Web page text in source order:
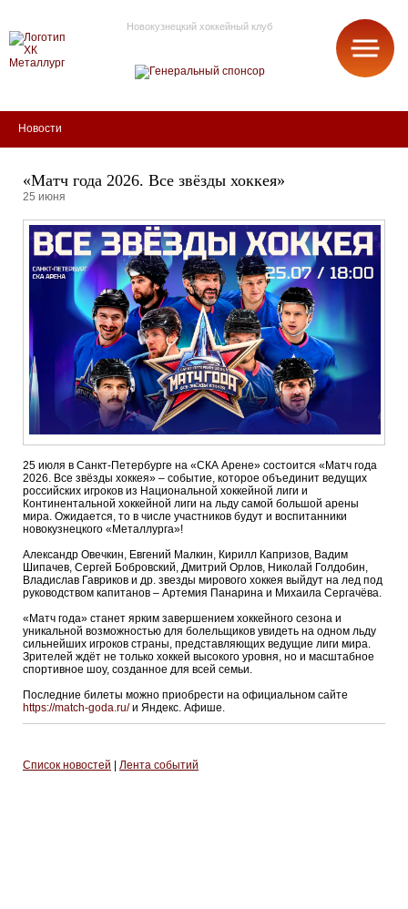
Новокузнецкий хоккейный клуб
Новости
«Матч года 2026. Все звёзды хоккея»
25 июня
25 июля в Санкт-Петербурге на «СКА Арене» состоится «Матч года
2026. Все звёзды хоккея» – событие, которое объединит ведущих
российских игроков из Национальной хоккейной лиги и
Континентальной хоккейной лиги на льду самой большой арены
мира. Ожидается, то в числе участников будут и воспитанники
новокузнецкого «Металлурга»!
Александр Овечкин, Евгений Малкин, Кирилл Капризов, Вадим
Шипачев, Сергей Бобровский, Дмитрий Орлов, Николай Голдобин,
Владислав Гавриков и др. звезды мирового хоккея выйдут на лед под
руководством капитанов – Артемия Панарина и Михаила Сергачёва.
«Матч года» станет ярким завершением хоккейного сезона и
уникальной возможностью для болельщиков увидеть на одном льду
сильнейших игроков страны, представляющих ведущие лиги мира.
Зрителей ждёт не только хоккей высокого уровня, но и масштабное
спортивное шоу, созданное для всей семьи.
Последние билеты можно приобрести на официальном сайте
https://match-goda.ru/и Яндекс. Афише.
Список новостей | Лента событий